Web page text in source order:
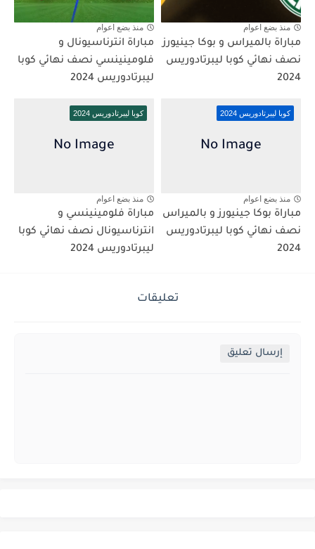
منذ بضع اعوام
مباراة بالميراس و بوكا جينيورز
نصف نهائي كوبا ليبرتادوريس
2024
منذ بضع اعوام
مباراة انترناسيونال و
فلومينينسي نصف نهائي كوبا
ليبرتادوريس 2024
كوبا ليبرتادوريس 2024
منذ بضع اعوام
مباراة بوكا جينيورز و بالميراس
نصف نهائي كوبا ليبرتادوريس
2024
كوبا ليبرتادوريس 2024
منذ بضع اعوام
مباراة فلومينينسي و
انترناسيونال نصف نهائي كوبا
ليبرتادوريس 2024
تعليقات
إرسال تعليق